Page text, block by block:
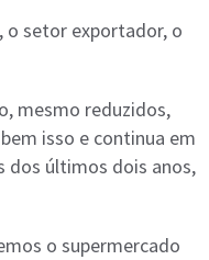
o setor exportador, o
mesmo reduzidos,
isso e continua em
dos últimos dois anos,
o supermercado